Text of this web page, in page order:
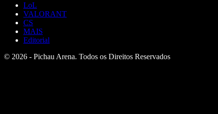
LoL
VALORANT
CS
MAIS
Editorial
© 2026 - Pichau Arena. Todos os Direitos Reservados